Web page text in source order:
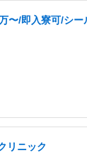
〜/即入寮可/シー
リニック